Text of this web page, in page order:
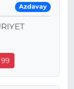
Azdavay
99